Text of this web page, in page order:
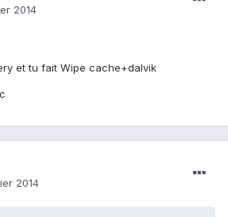
2014
et tu fait Wipe cache+dalvik
2014